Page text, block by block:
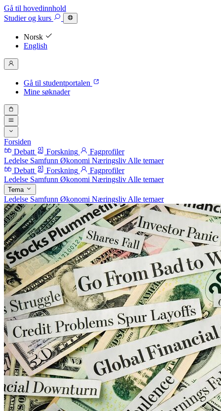
Gå til hovedinnhold
Studierog kurs
Norsk
English
Gå til studentportalen
Mine søknader
Forsiden
Debatt
Forskning
Fagprofiler
Ledelse Samfunn Økonomi Næringsliv Alle temaer
Debatt
Forskning
Fagprofiler
Ledelse Samfunn Økonomi Næringsliv Alle temaer
Tema
Ledelse Samfunn Økonomi Næringsliv Alle temaer